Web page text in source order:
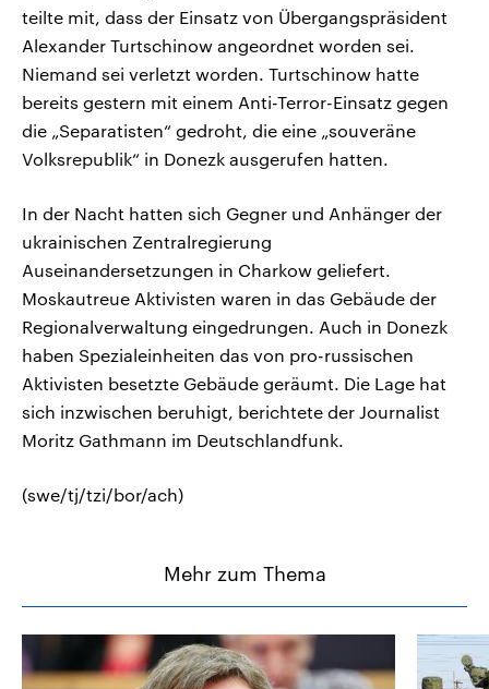
teilte mit, dass der Einsatz von Übergangspräsident
Alexander Turtschinow angeordnet worden sei.
Niemand sei verletzt worden. Turtschinow hatte
bereits gestern mit einem Anti-Terror-Einsatz gegen
die „Separatisten“ gedroht, die eine „souveräne
Volksrepublik“ in Donezk ausgerufen hatten.
In der Nacht hatten sich Gegner und Anhänger der
ukrainischen Zentralregierung
Auseinandersetzungen in Charkow geliefert.
Moskautreue Aktivisten waren in das Gebäude der
Regionalverwaltung eingedrungen. Auch in Donezk
haben Spezialeinheiten das von pro-russischen
Aktivisten besetzte Gebäude geräumt. Die Lage hat
sich inzwischen beruhigt, berichtete der Journalist
Moritz Gathmann im Deutschlandfunk.
(swe/tj/tzi/bor/ach)
Mehr zum Thema